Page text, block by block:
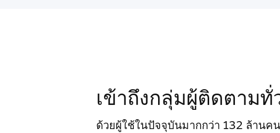
เข้าถึงกลุ่มผู้ติดตามทั่
ด้วยผู้ใช้ในปัจจุบันมากกว่า 132 ล้านค